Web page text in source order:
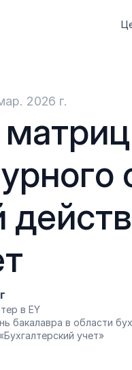
2026 г.
в EY
бакалавра в области
учет»